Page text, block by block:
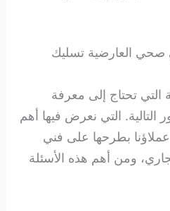
صحي العارضية تسليك
التي تحتاج إلى معرفة
التالية. التي نعرض فيها أهم
عملاؤنا بطرحها على فني
ومن أهم هذه الأسئلة